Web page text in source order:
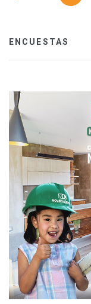
ENCUESTAS